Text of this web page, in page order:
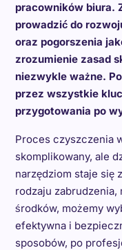
pracowników biura.
prowadzić do
oraz pogorszenia
zrozumienie zasad
niezwykle ważne.
przez wszystkie
przygotowania po
Proces czyszczenia
skomplikowany, ale
narzędziom staje się
rodzaju zabrudzenia,
środków, możemy
efektywna i
sposobów, po